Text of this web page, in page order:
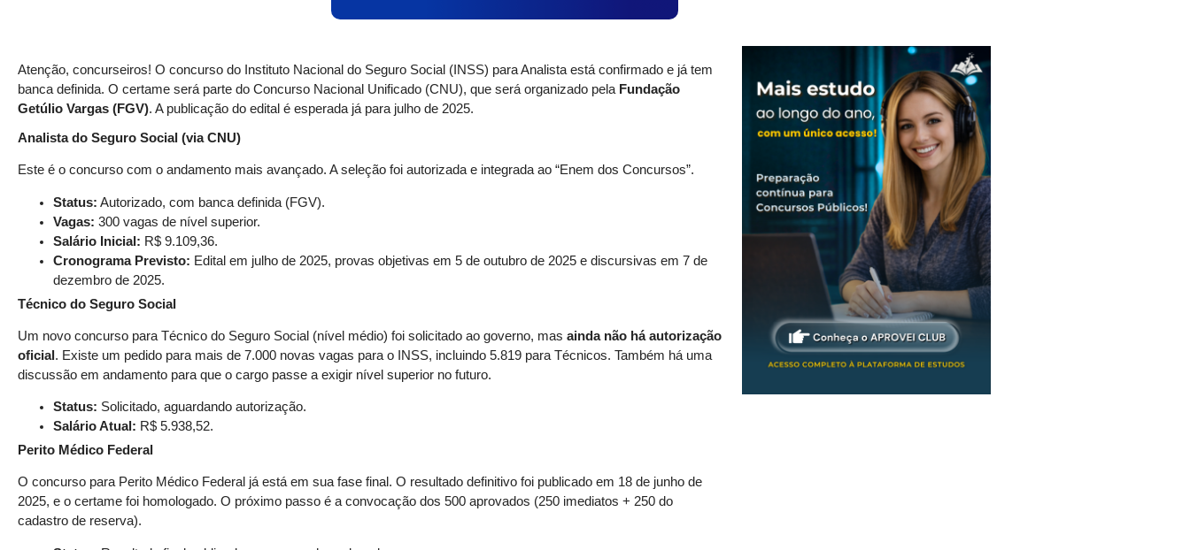
Atenção, concurseiros! O concurso do Instituto Nacional do Seguro Social (INSS) para Analista está confirmado e já tem
banca definida. O certame será parte do Concurso Nacional Unificado (CNU), que será organizado pela Fundação
Getúlio Vargas (FGV). A publicação do edital é esperada já para julho de 2025.
Analista do Seguro Social (via CNU)
Este é o concurso com o andamento mais avançado. A seleção foi autorizada e integrada ao “Enem dos Concursos”.
Status: Autorizado, com banca definida (FGV).
Vagas: 300 vagas de nível superior.
Salário Inicial: R$ 9.109,36.
Cronograma Previsto: Edital em julho de 2025, provas objetivas em 5 de outubro de 2025 e discursivas em 7 de
dezembro de 2025.
Técnico do Seguro Social
Um novo concurso para Técnico do Seguro Social (nível médio) foi solicitado ao governo, mas ainda não há autorização
oficial . Existe um pedido para mais de 7.000 novas vagas para o INSS, incluindo 5.819 para Técnicos. Também há uma
discussão em andamento para que o cargo passe a exigir nível superior no futuro.
Status: Solicitado, aguardando autorização.
Salário Atual: R$ 5.938,52.
Perito Médico Federal
O concurso para Perito Médico Federal já está em sua fase final. O resultado definitivo foi publicado em 18 de junho de
2025, e o certame foi homologado. O próximo passo é a convocação dos 500 aprovados (250 imediatos + 250 do
cadastro de reserva).